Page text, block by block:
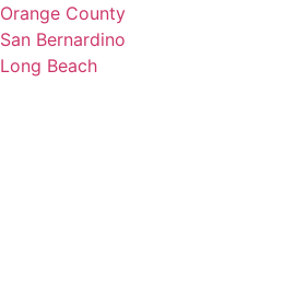
Orange County
San Bernardino
Long Beach